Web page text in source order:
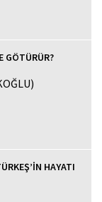
GÖTÜRÜR?
HAYATI